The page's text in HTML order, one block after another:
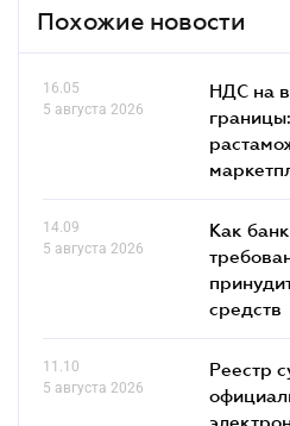
Похожие новости
16.05
5 августа 2026
НДС на
14.09
5 августа 2026
Как
средств
11.10
5 августа 2026
Реестр